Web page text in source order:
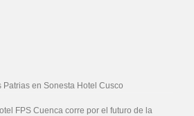
en Sonesta Hotel Cusco
FPS Cuenca corre por el futuro de la